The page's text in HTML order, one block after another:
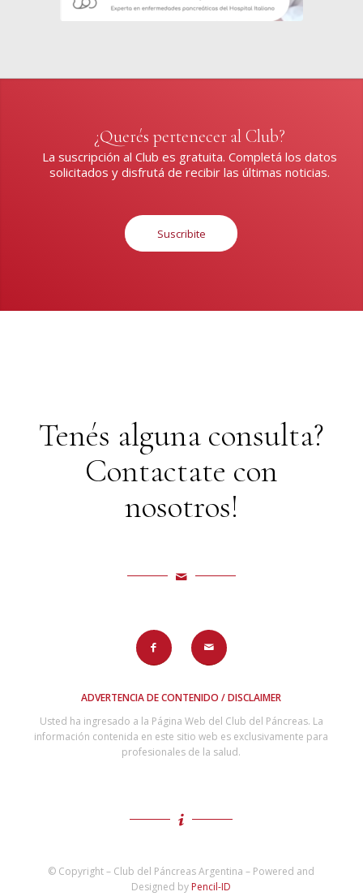
¿Querés pertenecer al Club?
La suscripción al Club es gratuita. Completá los datos
solicitados y disfrutá de recibir las últimas noticias.
Suscribite
Tenés alguna consulta?
Contactate con
nosotros!
ADVERTENCIA DE CONTENIDO / DISCLAIMER
Usted ha ingresado a la Página Web del Club del Páncreas. La
información contenida en este sitio web es exclusivamente para
profesionales de la salud.
© Copyright – Club del Páncreas Argentina – Powered and
Designed by Pencil-ID